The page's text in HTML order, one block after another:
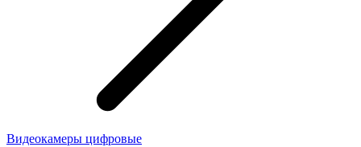
Видеокамеры цифровые